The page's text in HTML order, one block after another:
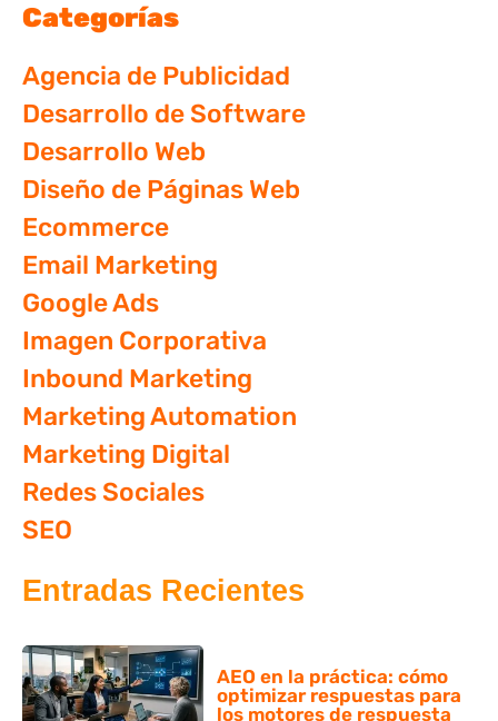
Categorías
Agencia de Publicidad
Desarrollo de Software
Desarrollo Web
Diseño de Páginas Web
Ecommerce
Email Marketing
Google Ads
Imagen Corporativa
Inbound Marketing
Marketing Automation
Marketing Digital
Redes Sociales
SEO
Entradas Recientes
AEO en la práctica: cómo
optimizar respuestas para
los motores de respuesta